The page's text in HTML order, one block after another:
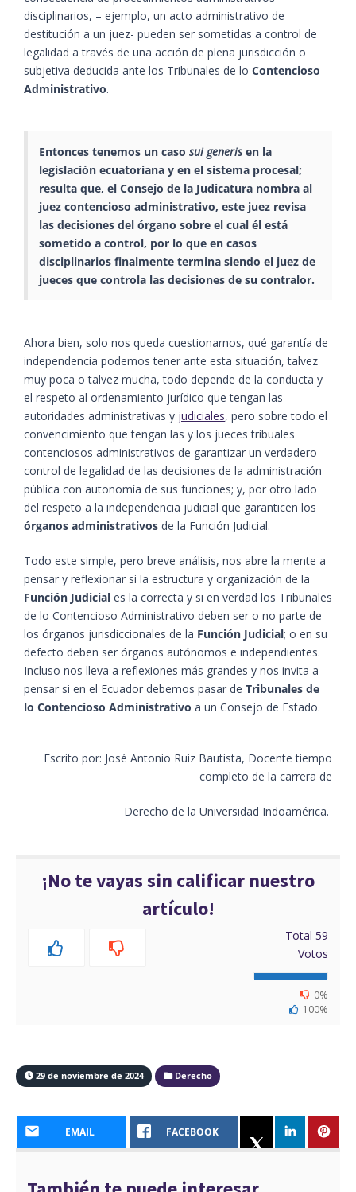
disciplinarios, – ejemplo, un acto administrativo de
destitución a un juez- pueden ser sometidas a control de
legalidad a través de una acción de plena jurisdicción o
subjetiva deducida ante los Tribunales de lo Contencioso
Administrativo.
Entonces tenemos un caso sui generisen la
legislación ecuatoriana y en el sistema procesal;
resulta que, el Consejo de la Judicatura nombra al
juez contencioso administrativo, este juez revisa
las decisiones del órgano sobre el cual él está
sometido a control, por lo que en casos
disciplinarios finalmente termina siendo el juez de
jueces que controla las decisiones de su contralor.
Ahora bien, solo nos queda cuestionarnos, qué garantía de
independencia podemos tener ante esta situación, talvez
muy poca o talvez mucha, todo depende de la conducta y
el respeto al ordenamiento jurídico que tengan las
autoridades administrativas y judiciales, pero sobre todo el
convencimiento que tengan las y los jueces tribuales
contenciosos administrativos de garantizar un verdadero
control de legalidad de las decisiones de la administración
pública con autonomía de sus funciones; y, por otro lado
del respeto a la independencia judicial que garanticen los
órganos administrativos de la Función Judicial.
Todo este simple, pero breve análisis, nos abre la mente a
pensar y reflexionar si la estructura y organización de la
Función Judicial es la correcta y si en verdad los Tribunales
de lo Contencioso Administrativo deben ser o no parte de
los órganos jurisdiccionales de la Función Judicial; o en su
defecto deben ser órganos autónomos e independientes.
Incluso nos lleva a reflexiones más grandes y nos invita a
pensar si en el Ecuador debemos pasar de Tribunales de
lo Contencioso Administrativo a un Consejo de Estado.
Escrito por: José Antonio Ruiz Bautista, Docentetiempo
completo de la carrera de
Derecho de la Universidad Indoamérica.
¡No te vayas sin calificar nuestro
artículo!
Total 59
Votos
0%
100%
29 de noviembre de 2024 Derecho
EMAIL FACEBOOK